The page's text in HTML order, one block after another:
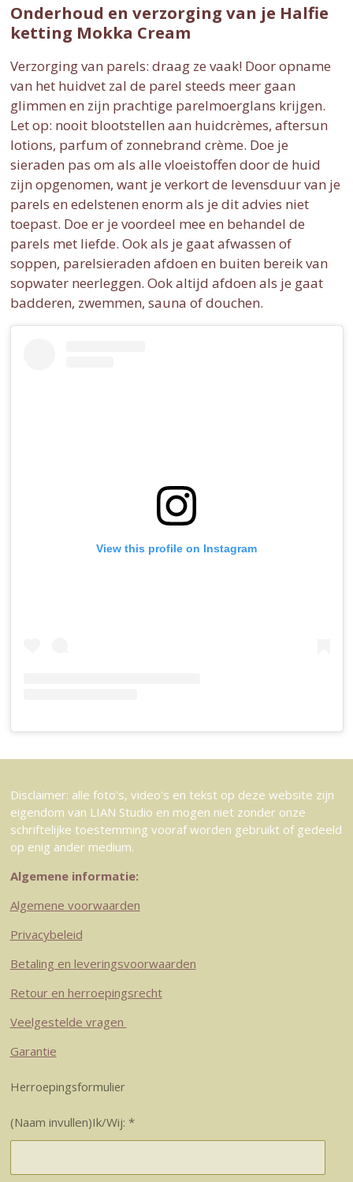
Onderhoud en verzorging van je Halfie
ketting Mokka Cream
Verzorging van parels: draag ze vaak! Door opname
van het huidvet zal de parel steeds meer gaan
glimmen en zijn prachtige parelmoerglans krijgen.
Let op: nooit blootstellen aan huidcrèmes, aftersun
lotions, parfum of zonnebrand crème. Doe je
sieraden pas om als alle vloeistoffen door de huid
zijn opgenomen, want je verkort de levensduur van je
parels en edelstenen enorm als je dit advies niet
toepast. Doe er je voordeel mee en behandel de
parels met liefde. Ook als je gaat afwassen of
soppen, parelsieraden afdoen en buiten bereik van
sopwater neerleggen. Ook altijd afdoen als je gaat
badderen, zwemmen, sauna of douchen.
View this profile on Instagram
Disclaimer: alle foto's, video's en tekst op deze website zijn
eigendom van LIAN Studio en mogen niet zonder onze
schriftelijke toestemming vooraf worden gebruikt of gedeeld
op enig ander medium.
Algemene informatie:
Algemene voorwaarden
Privacybeleid
Betaling en leveringsvoorwaarden
Retour en herroepingsrecht
Veelgestelde vragen
Garantie
Herroepingsformulier
(Naam invullen)Ik/Wij: *